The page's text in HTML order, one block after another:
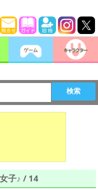
検索
子♪ / 14